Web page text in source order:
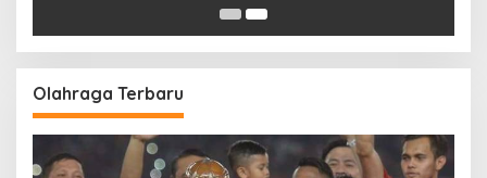
Olahraga Terbaru